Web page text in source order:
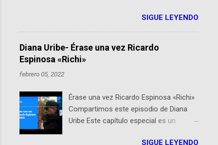
hackathon global que convierte tecnologías de la
Agencia Espacial Europea en soluciones prácticas para
la vida cotidiana. Este evento, organizado por el
Planetario de Bogotá del Idartes y la Universidad de los
Andes, reúne a expertos como el presidente de Airbus
Colombia y líderes del sector aeroespacial para inspirar
por qué importa en Bogotá ActInSpace es una
competencia mundial que opera en más de 60
ciudades, donde participantes tienen 24 horas para
idear startups basadas en tecnologías espaciales
SIGUE LEYENDO
Diana Uribe- Érase una vez Ricardo
Espinosa «Richi»
febrero 05, 2022
Érase una vez Ricardo Espinosa «Richi»
Compartimos este episodio de Diana
Uribe Este capítulo especial es un
SIGUE LEYENDO